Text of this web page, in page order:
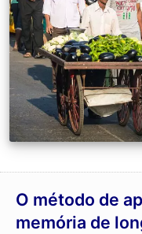
O método de
memória de